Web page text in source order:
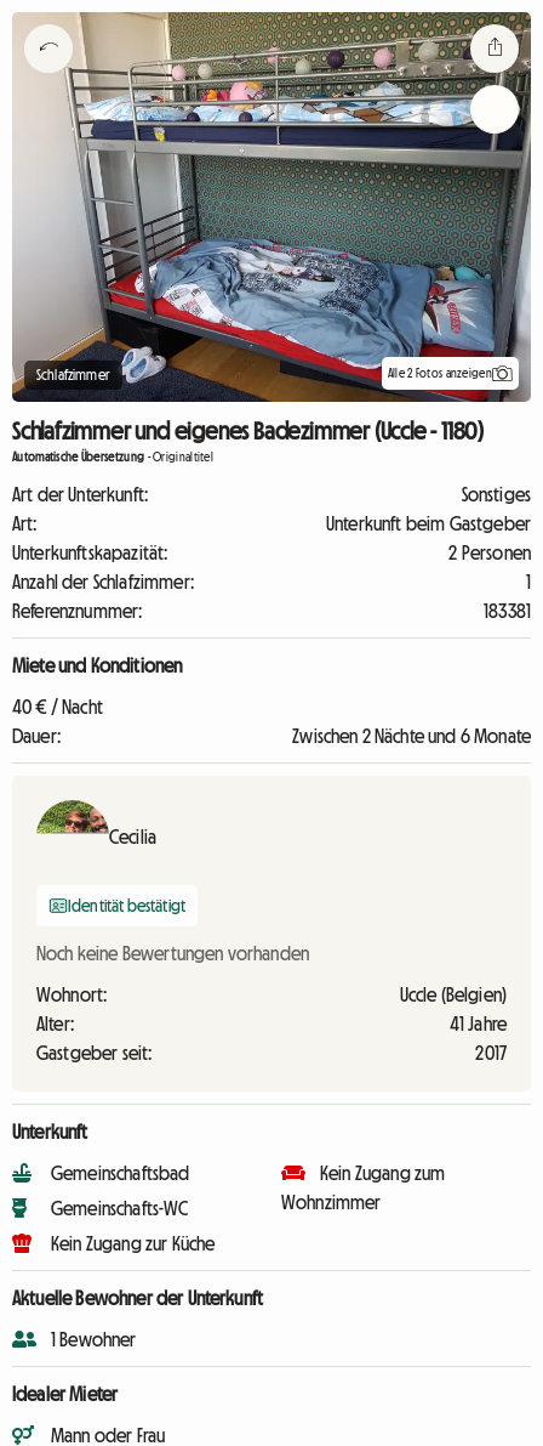
Schlafzimmer Alle 2 Fotos anzeigen
Schlafzimmer und eigenes Badezimmer (Uccle - 1180)
Automatische Übersetzung -Originaltitel
Art der Unterkunft:
Sonstiges
Art:
Unterkunft beim Gastgeber
Unterkunftskapazität:
2 Personen
Anzahl der Schlafzimmer:
1
Referenznummer:
183381
Miete und Konditionen
40 € / Nacht
Dauer:
Zwischen 2 Nächte und 6 Monate
Cecilia
Identität bestätigt
Noch keine Bewertungen vorhanden
Wohnort:
Uccle (Belgien)
Alter:
41 Jahre
Gastgeber seit:
2017
Unterkunft
Gemeinschaftsbad
Gemeinschafts-WC
Kein Zugang zur Küche
Kein Zugang zum
Wohnzimmer
Aktuelle Bewohner der Unterkunft
1 Bewohner
Idealer Mieter
Mann oder Frau